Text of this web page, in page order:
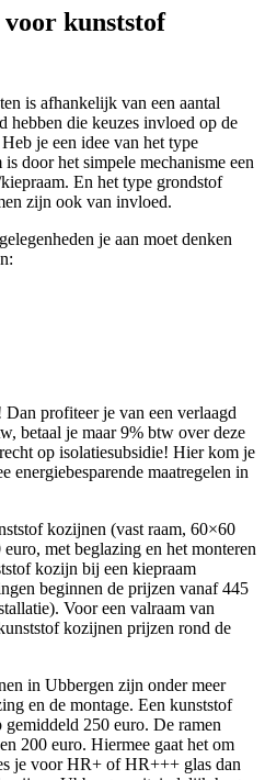
kunststof
is afhankelijk van een aantal
hebben die keuzes invloed op de
je een idee van het type
door het simpele mechanisme een
En het type grondstof
zijn ook van invloed.
je aan moet denken
profiteer je van een verlaagd
betaal je maar 9% btw over deze
op isolatiesubsidie! Hier kom je
energiebesparende maatregelen in
kozijnen (vast raam, 60×60
met beglazing en het monteren
kozijn bij een kiepraam
beginnen de prijzen vanaf 445
Voor een valraam van
kozijnen prijzen rond de
in Ubbergen zijn onder meer
en de montage. Een kunststof
250 euro. De ramen
200 euro. Hiermee gaat het om
je voor HR+ of HR+++ glas dan